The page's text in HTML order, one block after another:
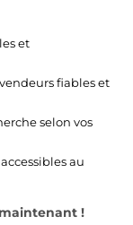
et
fiables et
selon vos
accessibles au
!